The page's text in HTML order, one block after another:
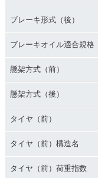
1999年 GOLD WIN
ンジ
G SE・カラーチェン
ジ
ブレーキ形式（後）
ブレーキオイル適合規格
懸架方式（前）
懸架方式（後）
タイヤ（前）
タイヤ（前）構造名
タイヤ（前）荷重指数